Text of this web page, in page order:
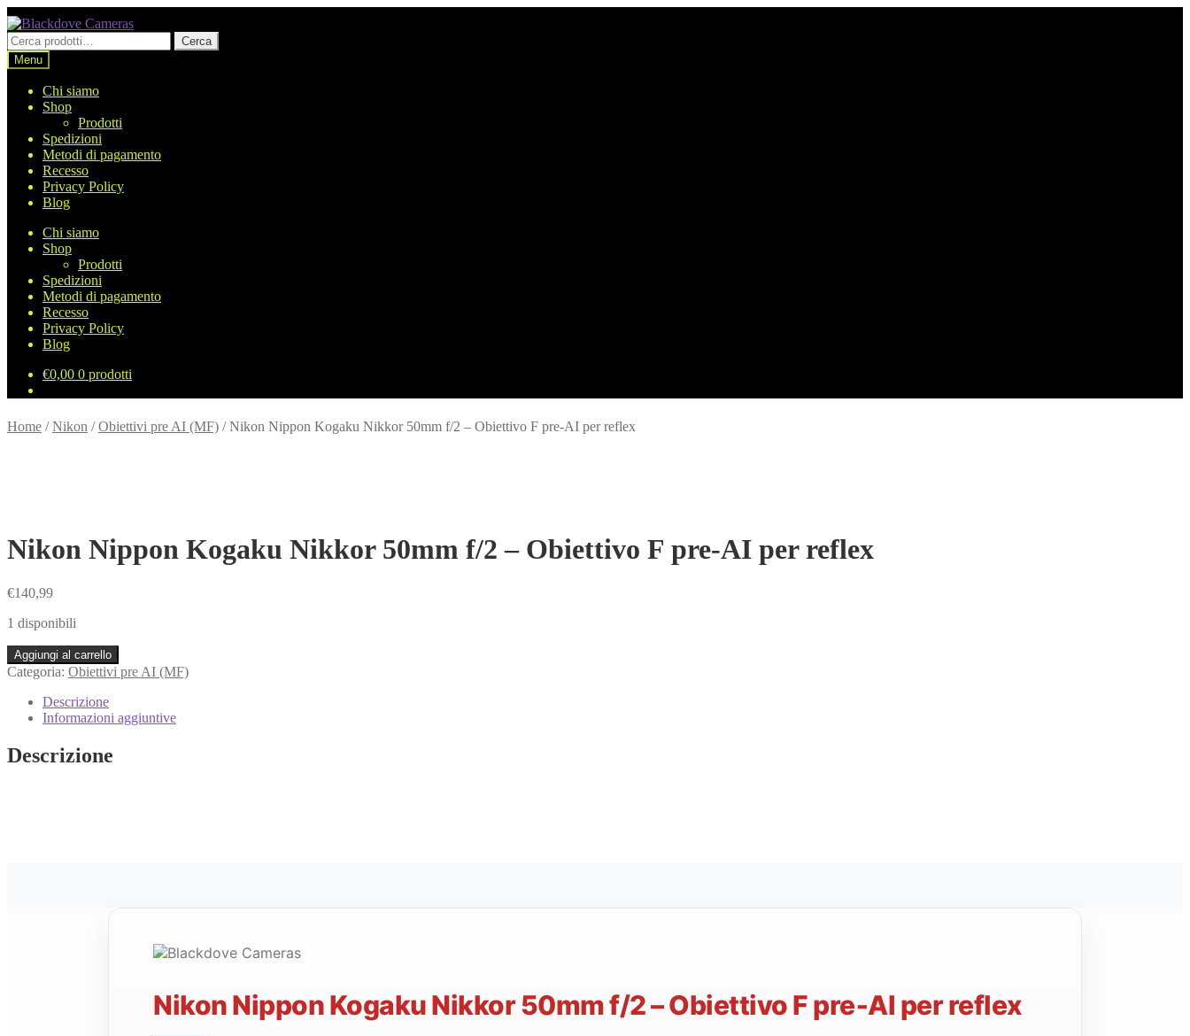
Vai
alla
navigazione
Vai
al
contenuto
Cerca:
Cerca
Menu
Chi siamo
Shop
Prodotti
Spedizioni
Metodi di pagamento
Recesso
Privacy Policy
Blog
Chi siamo
Shop
Prodotti
Spedizioni
Metodi di pagamento
Recesso
Privacy Policy
Blog
€0,00 0 prodotti
Home /Nikon /Obiettivi pre AI (MF) /Nikon Nippon Kogaku Nikkor 50mm f/2 – Obiettivo F pre‑AI per reflex
Nikon Nippon Kogaku Nikkor 50mm f/2 – Obiettivo F pre‑AI per reflex
€140,99
1 disponibili
Nikon
Nippon
Kogaku
Nikkor
50mm
–
Obiettivo
Aggiungi al carrello
Categoria: Obiettivi pre AI (MF)
Descrizione
Informazioni aggiuntive
Descrizione
Nikon Nippon Kogaku Nikkor 50mm f/2 – Obiettivo F pre‑AI per reflex